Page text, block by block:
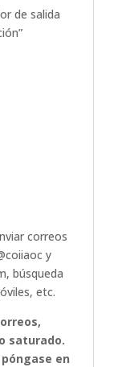
de salida
correos
y
búsqueda
etc.
saturado.
póngase en